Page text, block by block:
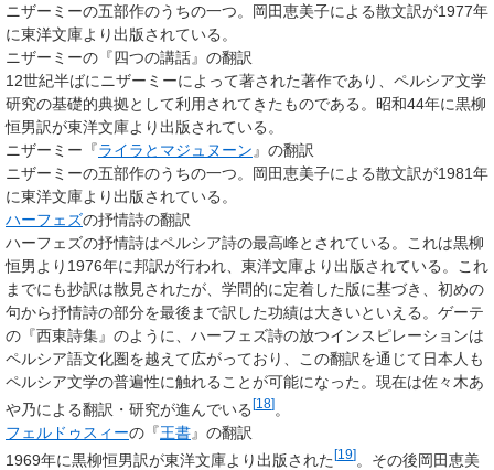
ニザーミーの五部作のうちの一つ。岡田恵美子による散文訳が1977年
に東洋文庫より出版されている。
ニザーミーの『四つの講話』の翻訳
12世紀半ばにニザーミーによって著された著作であり、ペルシア文学
研究の基礎的典拠として利用されてきたものである。昭和44年に黒柳
恒男訳が東洋文庫より出版されている。
ニザーミー『ライラとマジュヌーン 』の翻訳
ニザーミーの五部作のうちの一つ。岡田恵美子による散文訳が1981年
に東洋文庫より出版されている。
ハーフェズの抒情詩の翻訳
ハーフェズの抒情詩はペルシア詩の最高峰とされている。これは黒柳
恒男より1976年に邦訳が行われ、東洋文庫より出版されている。これ
までにも抄訳は散見されたが、学問的に定着した版に基づき、初めの
句から抒情詩の部分を最後まで訳した功績は大きいといえる。ゲーテ
の『西東詩集』のように、ハーフェズ詩の放つインスピレーションは
ペルシア語文化圏を越えて広がっており、この翻訳を通じて日本人も
ペルシア文学の普遍性に触れることが可能になった。現在は佐々木あ
や乃による翻訳・研究が進んでいる[18]。
フェルドゥスィーの『王書』の翻訳
1969年に黒柳恒男訳が東洋文庫より出版された[19]。その後岡田恵美